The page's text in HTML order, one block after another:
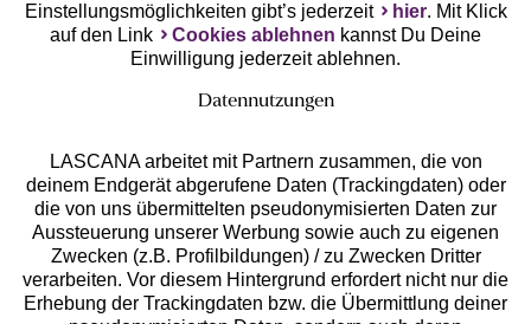
Services
Beratung
Einstellungsmöglichkeiten gibt’s jederzeit
hier. Mit Klick
auf den Link
Cookies ablehnen kannst Du Deine
Einwilligung jederzeit ablehnen.
Datennutzungen
LASCANA arbeitet mit Partnern zusammen, die von
deinem Endgerät abgerufene Daten (Trackingdaten) oder
die von uns übermittelten pseudonymisierten Daten zur
Aussteuerung unserer Werbung sowie auch zu eigenen
Zwecken (z.B. Profilbildungen) / zu Zwecken Dritter
verarbeiten. Vor diesem Hintergrund erfordert nicht nur die
Erhebung der Trackingdaten bzw. die Übermittlung deiner